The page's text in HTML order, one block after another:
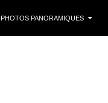
PHOTOS PANORAMIQUES